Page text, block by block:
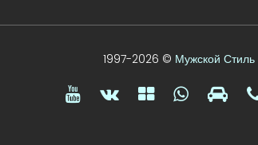
1997-2026 © Мужской Стиль